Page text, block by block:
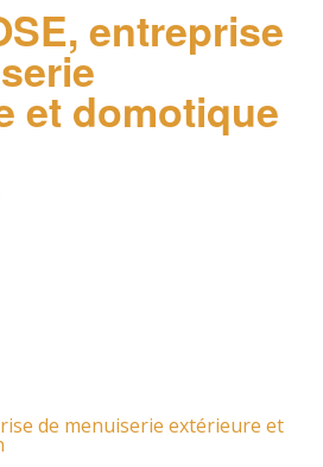
entreprise
et domotique
de menuiserie extérieure et